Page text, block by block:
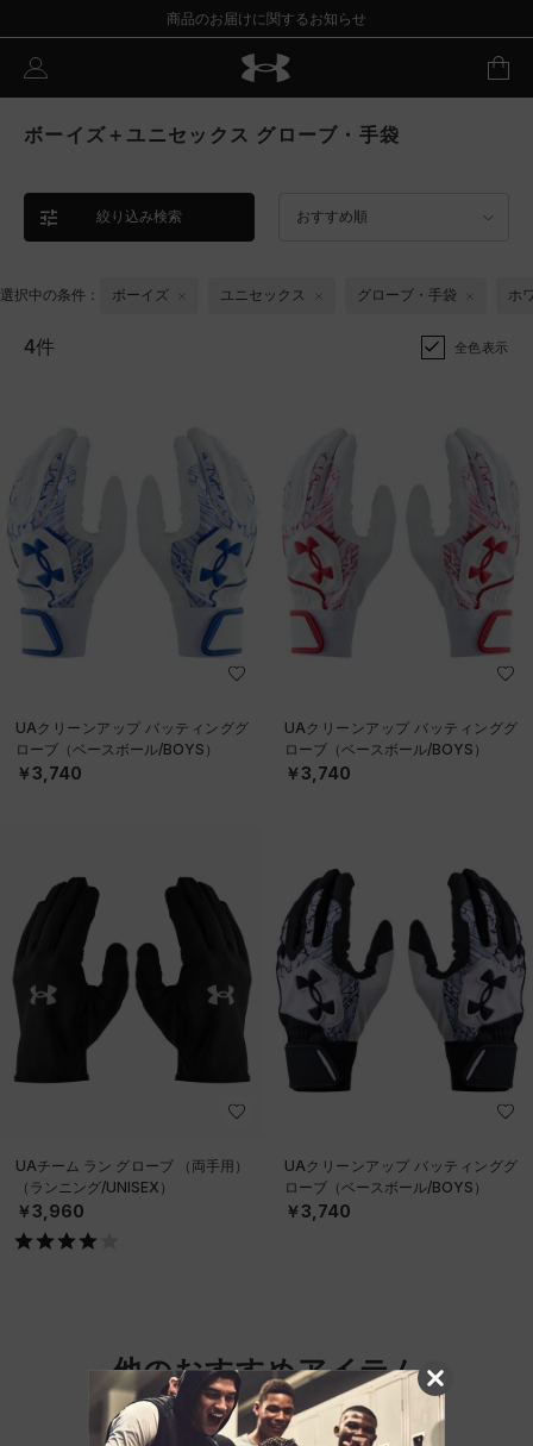
商品のお届けに関するお知らせ
ボーイズ＋ユニセックス グローブ・手袋
絞り込み検索 おすすめ順
選択中の条件： ボーイズ ユニセックス グローブ・手袋 ホ
4件 全色表示
UAクリーンアップ バッティンググ
ローブ（ベースボール/BOYS）
￥3,740
UAクリーンアップ バッティンググ
ローブ（ベースボール/BOYS）
￥3,740
UAチーム ラン グローブ （両手用）
（ランニング/UNISEX）
￥3,960
UAクリーンアップ バッティンググ
ローブ（ベースボール/BOYS）
￥3,740
他のおすすめアイテム